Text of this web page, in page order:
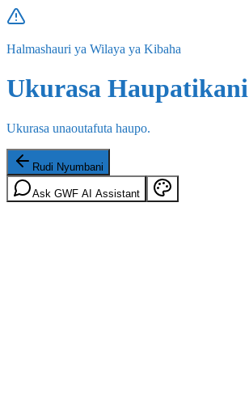
Halmashauri ya Wilaya ya Kibaha
Ukurasa Haupatikani
Ukurasa unaoutafuta haupo.
Rudi Nyumbani
Ask GWF AI Assistant